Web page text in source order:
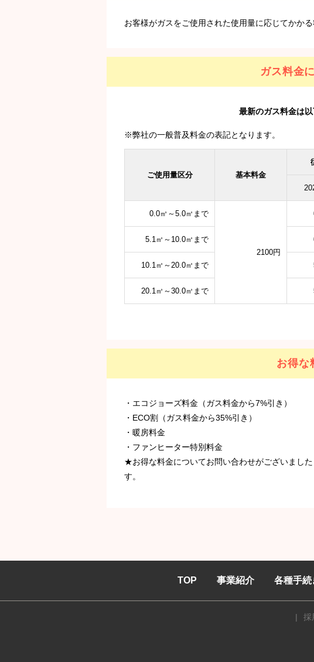
お客様がガスをご使用された使用量に応じてかかる
ガス料金
最新のガス料金は以
※弊社の一般普及料金の表記となります。
ご使用量区分 基本料金
0.0㎥～5.0㎥まで
2100円
5.1㎥～10.0㎥まで
10.1㎥～20.0㎥まで
20.1㎥～30.0㎥まで
お得な
・エコジョーズ料金（ガス料金から7%引き）
・ECO割（ガス料金から35%引き）
・暖房料金
・ファンヒーター特別料金
★お得な料金についてお問い合わせがございまし
す。
TOP 事業紹介 各種手続
採